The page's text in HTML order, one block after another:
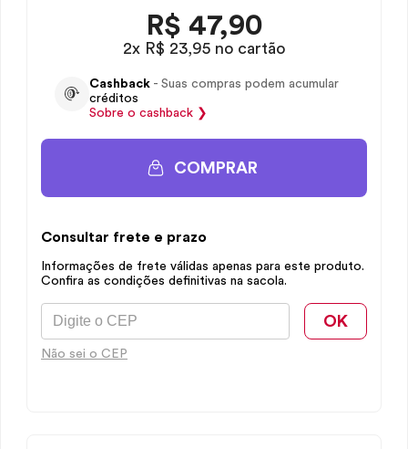
R$ 47,90
2x R$ 23,95 no cartão
Cashback - Suas compras podem acumular
créditos
Sobre o cashback ❯
COMPRAR
Consultar frete e prazo
Informações de frete válidas apenas para este produto.
Confira as condições definitivas na sacola.
OK
Não sei o CEP